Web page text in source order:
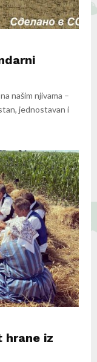
našim njivama –
jednostavan i
hrane iz